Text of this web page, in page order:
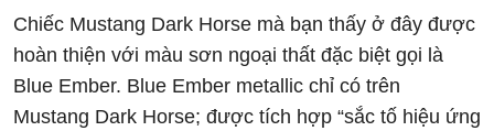
Chiếc Mustang Dark Horse mà bạn thấy ở đây được
hoàn thiện với màu sơn ngoại thất đặc biệt gọi là
Blue Ember. Blue Ember metallic chỉ có trên
Mustang Dark Horse; được tích hợp “sắc tố hiệu ứng